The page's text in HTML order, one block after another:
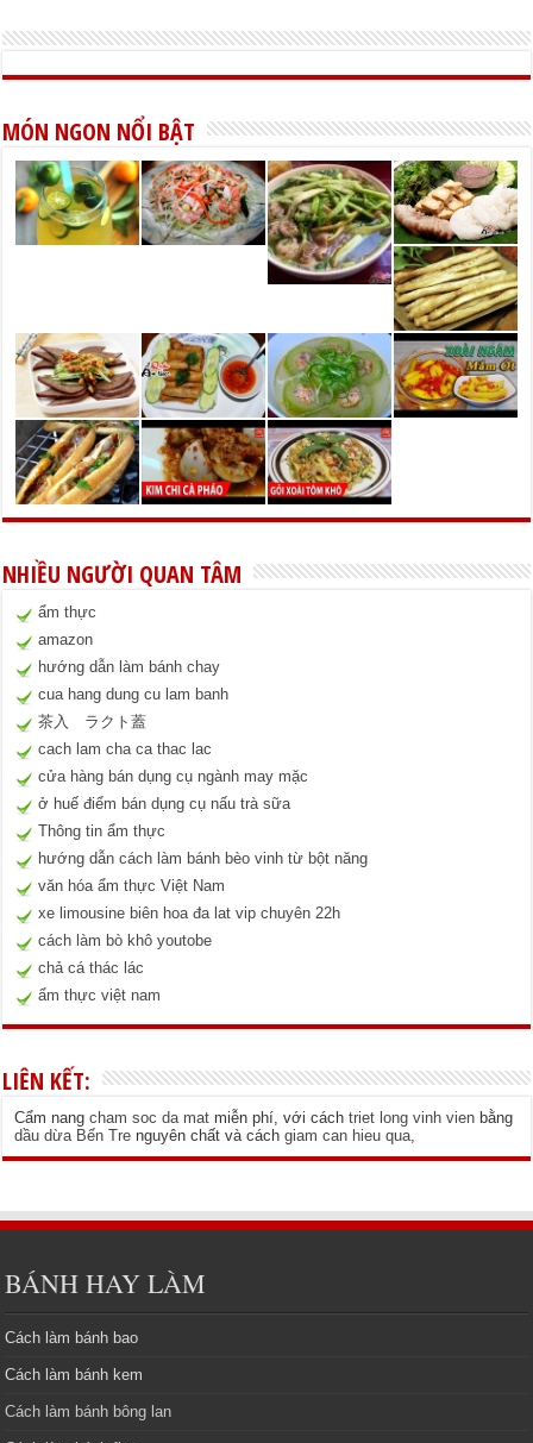
MÓN NGON NỔI BẬT
NHIỀU NGƯỜI QUAN TÂM
ẩm thực
amazon
hướng dẫn làm bánh chay
cua hang dung cu lam banh
茶入 ラクト蓋
cach lam cha ca thac lac
cửa hàng bán dụng cụ ngành may mặc
ở huế điểm bán dụng cụ nấu trà sữa
Thông tin ẩm thực
hướng dẫn cách làm bánh bèo vinh từ bột năng
văn hóa ẩm thực Việt Nam
xe limousine biên hoa đa lat vip chuyên 22h
cách làm bò khô youtobe
chả cá thác lác
ẩm thực việt nam
LIÊN KẾT:
Cẩm nangcham soc da mat miễn phí, với cáchtriet long vinh vien bằng
dầu dừa Bến Tre nguyên chất và cáchgiam can hieu qua
BÁNH HAY LÀM
Cách làm bánh bao
Cách làm bánh kem
Cách làm bánh bông lan